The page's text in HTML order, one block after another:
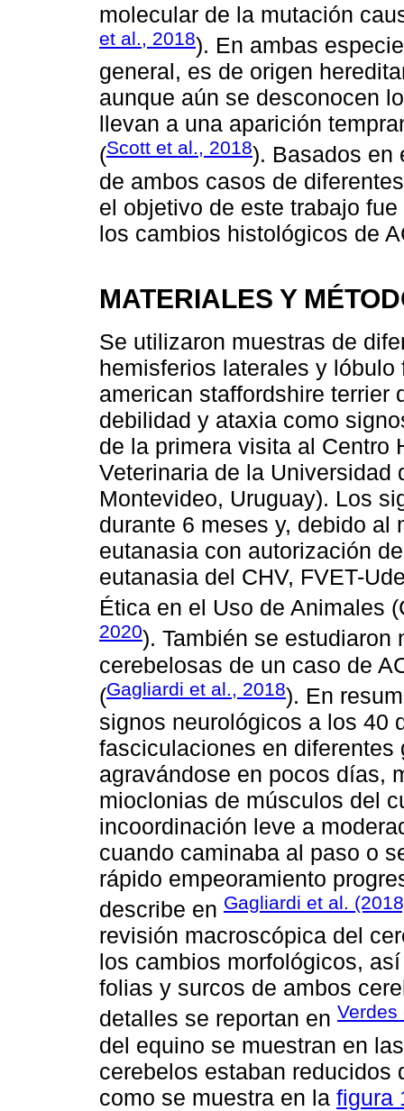
molecular de la mutación
et al., 2018). En ambas
general, es de origen
aunque aún se desconocen
llevan a una aparición
(Scott et al., 2018). Basados en
de ambos casos de
el objetivo de este trabajo
los cambios histológicos de
MATERIALES Y
Se utilizaron muestras de
hemisferios laterales y
american staffordshire terrier
debilidad y ataxia como
de la primera visita al Centro
Veterinaria de la Universidad
Montevideo, Uruguay). Los
durante 6 meses y, debido al
eutanasia con autorización
eutanasia del CHV, FVET-
Ética en el Uso de Animales
2020). También se
cerebelosas de un caso de
(Gagliardi et al., 2018). En
signos neurológicos a los 40
fasciculaciones en
agravándose en pocos días,
mioclonias de músculos del
incoordinación leve a
cuando caminaba al paso o
rápido empeoramiento
describe en Gagliardi et al.
revisión macroscópica del
los cambios morfológicos,
folias y surcos de ambos
detalles se reportan en Verdes
del equino se muestran en
cerebelos estaban reducidos
como se muestra en la figura